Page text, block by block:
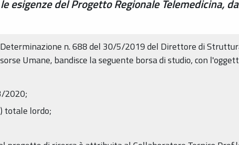
del Progetto Regionale Telemedicina,
Determinazione n. 688 del 30/5/2019 del Direttore di
Umane, bandisce la seguente borsa di studio, con
2020;
totale lordo;